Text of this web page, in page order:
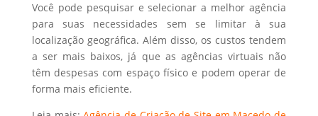
Você pode pesquisar e selecionar a melhor agência
para suas necessidades sem se limitar à sua
localização geográfica. Além disso, os custos tendem
a ser mais baixos, já que as agências virtuais não
têm despesas com espaço físico e podem operar de
forma mais eficiente.